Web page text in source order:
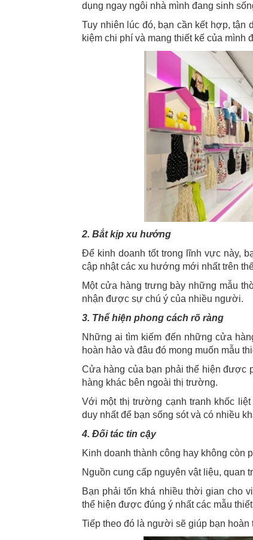
dụng ngay ngôi nhà mình đang sinh
Tuy nhiên lúc đó, bạn cần kết hợp, tận
kiệm chi phí và mang thiết kế của mình
2. Bắt kịp xu hướng
Để kinh doanh tốt trong lĩnh vực này,
cập nhật các xu hướng mới nhất trên
Một cửa hàng trưng bày những mẫu
nhận được sự chú ý của nhiều người.
3. Thể hiện phong cách rõ ràng
Những ai tìm kiếm đến những cửa
hoàn hảo và đâu đó mong muốn mẫu
Cửa hàng của bạn phải thể hiện được
hàng khác bên ngoài thị trường.
Với một thị trường cạnh tranh khốc
duy nhất để bạn sống sót và có nhiều
4. Đối tác tin cậy
Kinh doanh thành công hay không còn
Nguồn cung cấp nguyên vật liệu, quan
Bạn phải tốn khá nhiều thời gian cho
thể hiện được đúng ý nhất các mẫu
Tiếp theo đó là người sẽ giúp bạn